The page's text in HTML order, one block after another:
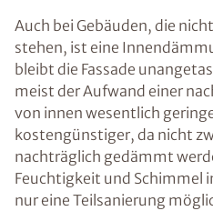
Auch bei Gebäuden, die
stehen, ist eine
bleibt die Fassade
meist der Aufwand einer
von innen wesentlich
kostengünstiger, da nicht
nachträglich gedämmt
Feuchtigkeit und Schimmel
nur eine Teilsanierung